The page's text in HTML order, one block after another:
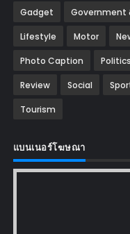
Gadget Government
Lifestyle Motor
Photo Caption Politics
Review Social
Tourism
แบนเนอร์โฆษณา